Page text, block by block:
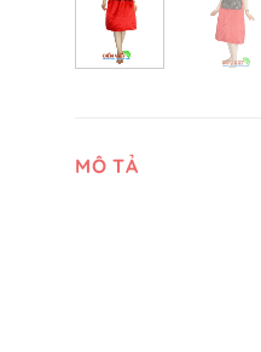
MÔ TẢ